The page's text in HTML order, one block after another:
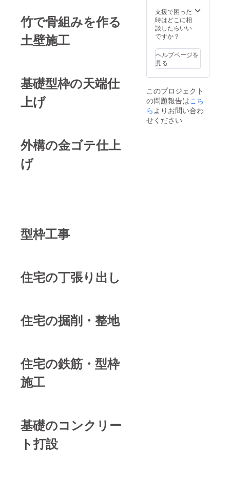
竹で骨組みを作る
土壁施工
基礎型枠の天端仕
上げ
外構の金ゴテ仕上
げ
型枠工事
住宅の丁張り出し
住宅の掘削・整地
住宅の鉄筋・型枠
施工
基礎のコンクリー
ト打設
支援で困った
時はどこに相
談したらいい
ですか？
ヘルプページを
見る
このプロジェクト
の問題報告はこち
らよりお問い合わ
せください